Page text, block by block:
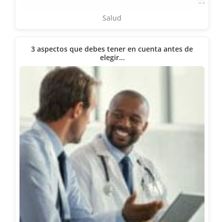
Salud
3 aspectos que debes tener en cuenta antes de
elegir…